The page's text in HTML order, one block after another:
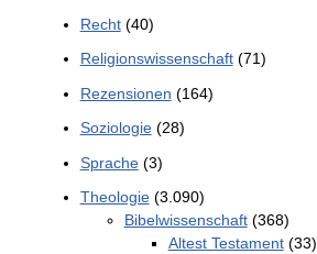
Recht(40)
Religionswissenschaft(71)
Rezensionen (164)
Soziologie(28)
Sprache(3)
Theologie(3.090)
Bibelwissenschaft(368)
Altest Testament(33)